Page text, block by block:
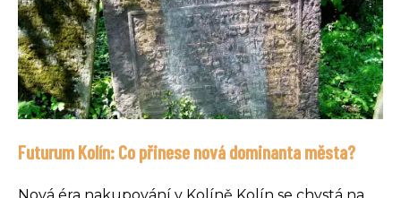
Futurum Kolín: Co přinese nová dominanta města?